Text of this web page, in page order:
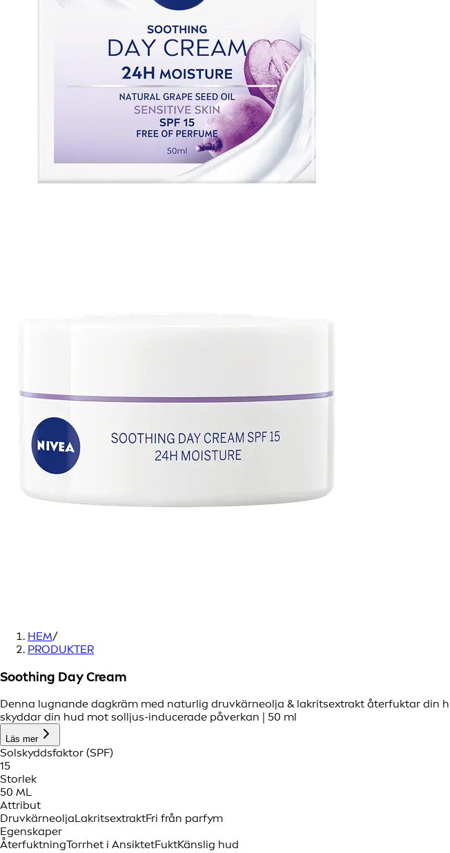
HEM/
PRODUKTER
Soothing Day Cream
Denna lugnande dagkräm med naturlig druvkärneolja & lakritsextrakt återfuktar
skyddar din hud mot solljus-inducerade påverkan | 50 ml
Läs mer
Solskyddsfaktor (SPF)
15
Storlek
50 ML
Attribut
DruvkärneoljaLakritsextraktFri från parfym
Egenskaper
ÅterfuktningTorrhet i AnsiktetFuktKänslig hud